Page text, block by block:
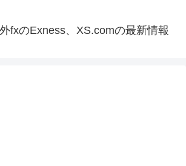
fxのExness、XS.comの最新情報